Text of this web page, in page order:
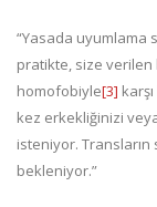
“Yasada uyumlama
pratikte, size verilen
homofobiyle[3]
kez erkekliğinizi veya
isteniyor.
bekleniyor.”